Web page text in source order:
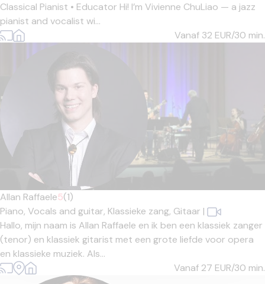
Classical Pianist • Educator Hi! I’m Vivienne ChuLiao — a jazz
pianist and vocalist wi...
Vanaf 32 EUR/30 min.
Allan Raffaele5(1)
Piano, Vocals and guitar, Klassieke zang, Gitaar |
Hallo, mijn naam is Allan Raffaele en ik ben een klassiek zanger
(tenor) en klassiek gitarist met een grote liefde voor opera
en klassieke muziek. Als...
Vanaf 27 EUR/30 min.